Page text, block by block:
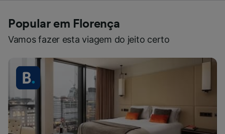
Popular em Florença
Vamos fazer esta viagem do jeito certo